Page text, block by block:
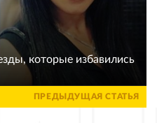
которые избавились
ПРЕДЫДУЩАЯ СТАТЬЯ